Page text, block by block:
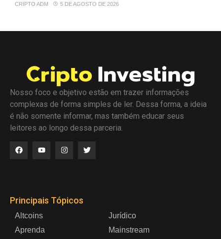
CRIPTO ADM 5 DE AGOSTO DE 2026
Nosso foco e objetivo estão em trazer informações
complexas de forma simples de ler. Dessa forma, a ideia
é não somente informar, mas também educar seus
leitores ao longo dessa parceria.
Principais Tópicos
Altcoins
Aprenda
Jurídico
Mainstream